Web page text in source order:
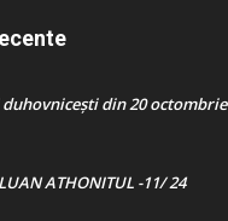
din 20 octombrie
ATHONITUL -11/ 24